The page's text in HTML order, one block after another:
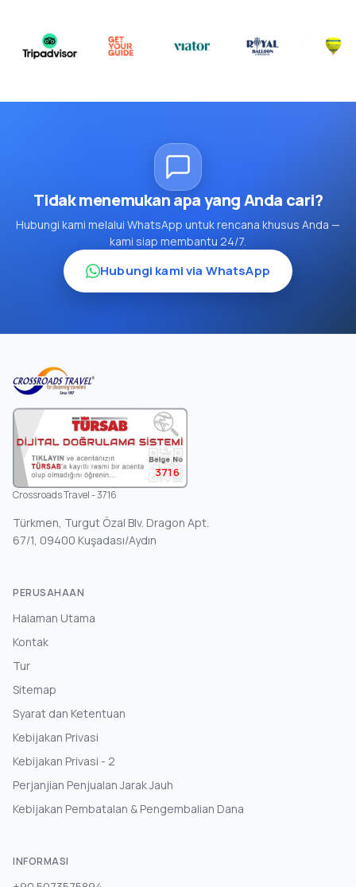
Tidak menemukan apa yang Anda cari?
Hubungi kami melalui WhatsApp untuk rencana khusus Anda —
kami siap membantu 24/7.
Hubungi kami via WhatsApp
3716
Crossroads Travel - 3716
Türkmen, Turgut Özal Blv. Dragon Apt.
67/1, 09400 Kuşadası/Aydın
PERUSAHAAN
Halaman Utama
Kontak
Tur
Sitemap
Syarat dan Ketentuan
Kebijakan Privasi
Kebijakan Privasi - 2
Perjanjian Penjualan Jarak Jauh
Kebijakan Pembatalan & Pengembalian Dana
INFORMASI